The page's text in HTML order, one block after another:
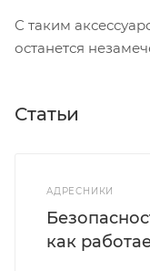
С таким
останется
Статьи
АДРЕСНИКИ
как